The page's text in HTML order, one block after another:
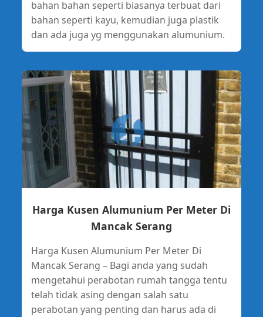
bahan bahan seperti biasanya terbuat dari
bahan seperti kayu, kemudian juga plastik
dan ada juga yg menggunakan alumunium.
Harga Kusen Alumunium Per Meter Di
Mancak Serang
Harga Kusen Alumunium Per Meter Di
Mancak Serang – Bagi anda yang sudah
mengetahui perabotan rumah tangga tentu
telah tidak asing dengan salah satu
perabotan yang penting dan harus ada di